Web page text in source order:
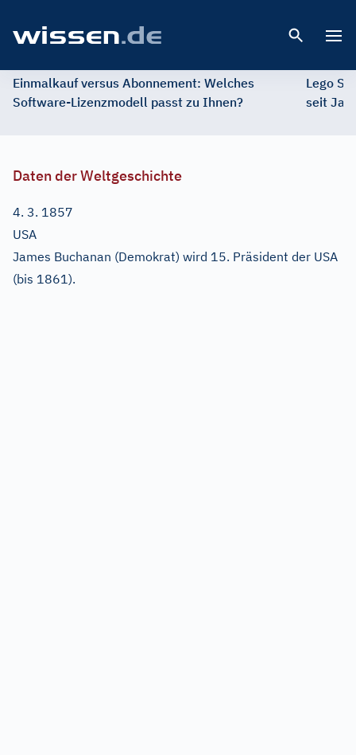
Einmalkauf versus Abonnement: Welches
Software-Lizenzmodell passt zu Ihnen?
Lego
seit
Daten der Weltgeschichte
4. 3. 1857
USA
James Buchanan (Demokrat) wird 15. Präsident der USA
(bis 1861).